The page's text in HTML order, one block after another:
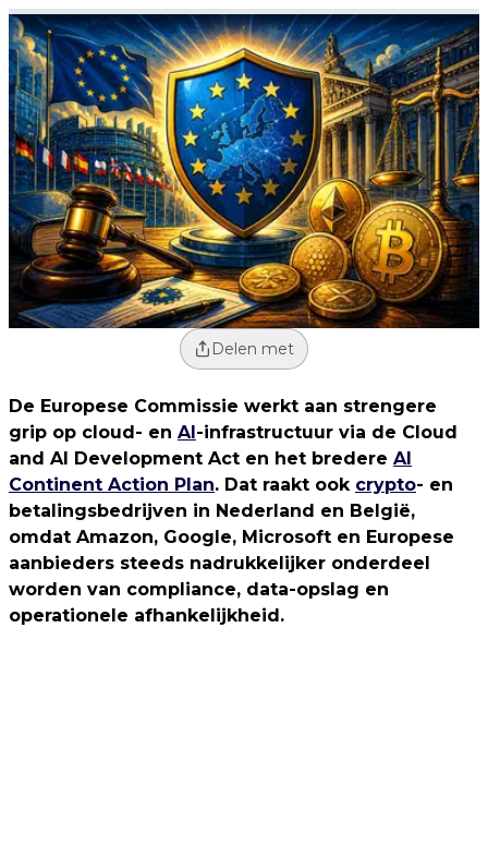
Delen met
De Europese Commissie werkt aan strengere
grip op cloud- en AI-infrastructuur via de Cloud
and AI Development Act en het bredere AI
Continent Action Plan. Dat raakt ook crypto- en
betalingsbedrijven in Nederland en België,
omdat Amazon, Google, Microsoft en Europese
aanbieders steeds nadrukkelijker onderdeel
worden van compliance, data-opslag en
operationele afhankelijkheid.